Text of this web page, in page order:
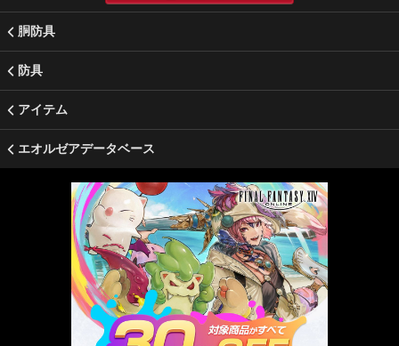
胴防具
防具
アイテム
エオルゼアデータベース